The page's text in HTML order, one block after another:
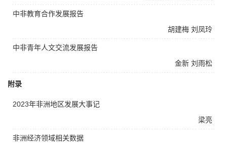
胡建梅 刘凤玲
中非教育合作发展报告
金新 刘雨松
中非青年人文交流发展报告
附录
梁亮
2023年非洲地区发展大事记
非洲经济领域相关数据